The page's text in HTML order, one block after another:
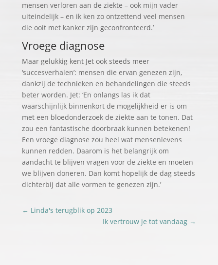
mensen verloren aan de ziekte – ook mijn vader
uiteindelijk – en ik ken zo ontzettend veel mensen
die ooit met kanker zijn geconfronteerd.’
Vroege diagnose
Maar gelukkig kent Jet ook steeds meer
‘succesverhalen’: mensen die ervan genezen zijn,
dankzij de technieken en behandelingen die steeds
beter worden. Jet: ‘En onlangs las ik dat
waarschijnlijk binnenkort de mogelijkheid er is om
met een bloedonderzoek de ziekte aan te tonen. Dat
zou een fantastische doorbraak kunnen betekenen!
Een vroege diagnose zou heel wat mensenlevens
kunnen redden. Daarom is het belangrijk om
aandacht te blijven vragen voor de ziekte en moeten
we blijven doneren. Dan komt hopelijk de dag steeds
dichterbij dat alle vormen te genezen zijn.’
← Linda's terugblik op 2023
Ik vertrouw je tot vandaag →